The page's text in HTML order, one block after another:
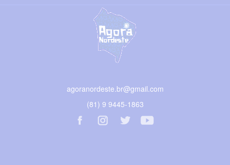
agoranordeste.br@gmail.com
(81) 9 9445-1863